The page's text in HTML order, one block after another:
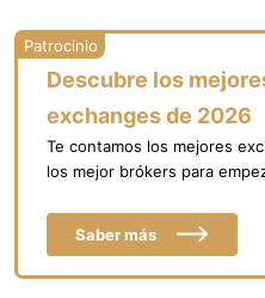
Descubre los
exchanges de 2026
Te contamos los mejores
los mejor brókers para
Saber más